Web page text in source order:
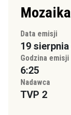
Data emisji
19 sierpnia
Godzina emisji
6:25
Nadawca
TVP 2